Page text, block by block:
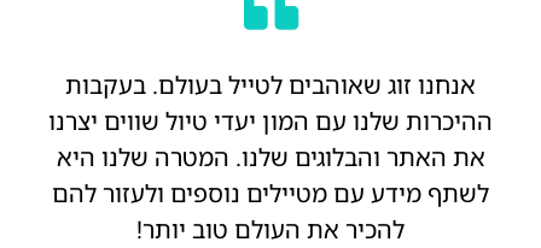
אנחנו זוג שאוהבים לטייל בעולם. בעקבות
ההיכרות שלנו עם המון יעדי טיול שווים יצרנו
את האתר והבלוגים שלנו. המטרה שלנו היא
לשתף מידע עם מטיילים נוספים ולעזור להם
להכיר את העולם טוב יותר!